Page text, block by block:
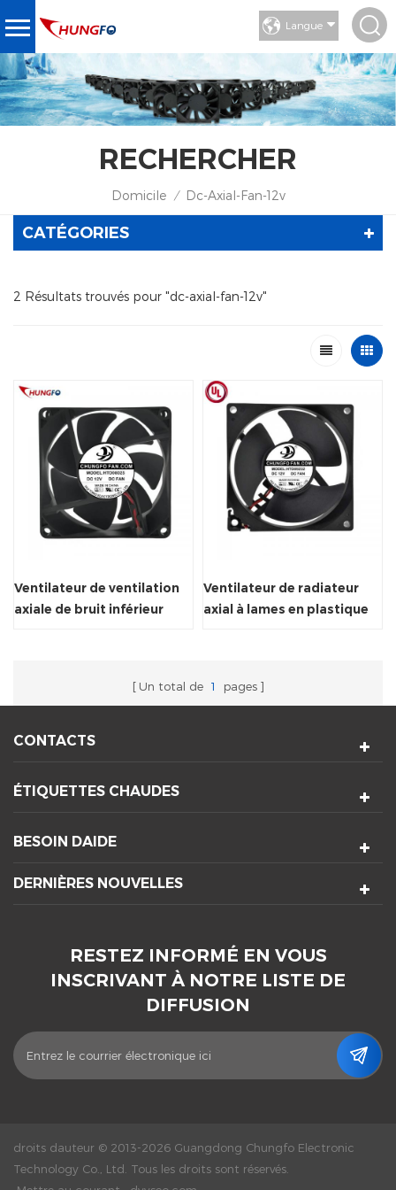
Langue
RECHERCHER
Domicile / Dc-Axial-Fan-12v
CATÉGORIES
2 Résultats trouvés pour "dc-axial-fan-12v"
Ventilateur de ventilation
axiale de bruit inférieur
Ventilateur de radiateur
axial à lames en plastique
Un total de 1 pages
CONTACTS
ÉTIQUETTES CHAUDES
BESOIN DAIDE
DERNIÈRES NOUVELLES
RESTEZ INFORMÉ EN VOUS
INSCRIVANT À NOTRE LISTE DE
DIFFUSION
droits dauteur © 2013-2026 Guangdong Chungfo Electronic
Technology Co., Ltd. Tous les droits sont réservés.